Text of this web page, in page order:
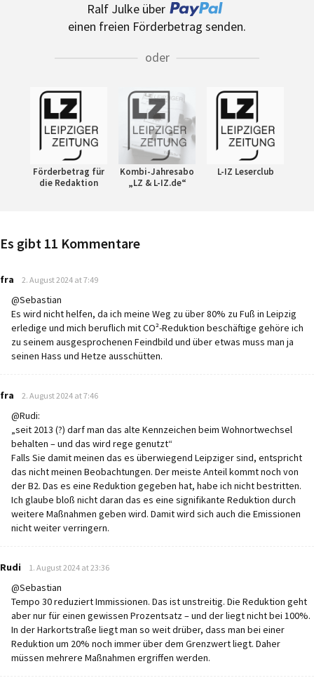
Ralf Julke über
einen freien Förderbetrag senden.
oder
Förderbetrag für
die Redaktion
Kombi-Jahresabo
„LZ & L-IZ.de“
L-IZ Leserclub
Es gibt 11 Kommentare
fra says:
2. August 2024 at 7:49
@Sebastian
Es wird nicht helfen, da ich meine Weg zu über 80% zu Fuß in Leipzig
erledige und mich beruflich mit CO²-Reduktion beschäftige gehöre ich
zu seinem ausgesprochenen Feindbild und über etwas muss man ja
seinen Hass und Hetze ausschütten.
fra says:
2. August 2024 at 7:46
@Rudi:
„seit 2013 (?) darf man das alte Kennzeichen beim Wohnortwechsel
behalten – und das wird rege genutzt“
Falls Sie damit meinen das es überwiegend Leipziger sind, entspricht
das nicht meinen Beobachtungen. Der meiste Anteil kommt noch von
der B2. Das es eine Reduktion gegeben hat, habe ich nicht bestritten.
Ich glaube bloß nicht daran das es eine signifikante Reduktion durch
weitere Maßnahmen geben wird. Damit wird sich auch die Emissionen
nicht weiter verringern.
Rudi says:
1. August 2024 at 23:36
@Sebastian
Tempo 30 reduziert Immissionen. Das ist unstreitig. Die Reduktion geht
aber nur für einen gewissen Prozentsatz – und der liegt nicht bei 100%.
In der Harkortstraße liegt man so weit drüber, dass man bei einer
Reduktion um 20% noch immer über dem Grenzwert liegt. Daher
müssen mehrere Maßnahmen ergriffen werden.